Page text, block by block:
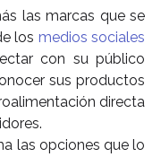
las marcas que se
los medios sociales
con su público
sus productos
directa
las opciones que lo